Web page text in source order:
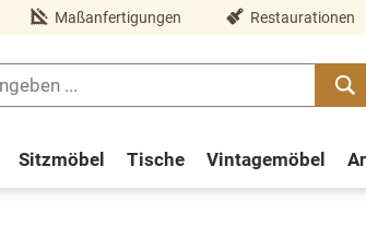
Maßanfertigungen Restaurationen
Sitzmöbel Tische Vintagemöbel